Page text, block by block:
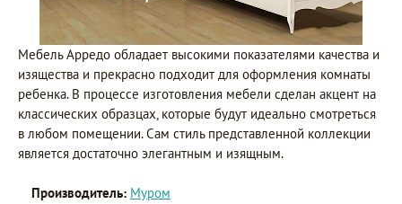
Мебель Арредо обладает высокими показателями качества и
изящества и прекрасно подходит для оформления комнаты
ребенка. В процессе изготовления мебели сделан акцент на
классических образцах, которые будут идеально смотреться
в любом помещении. Сам стиль представленной коллекции
является достаточно элегантным и изящным.
Производитель: Муром